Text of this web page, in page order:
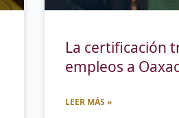
La certificación
empleos a
LEER MÁS »